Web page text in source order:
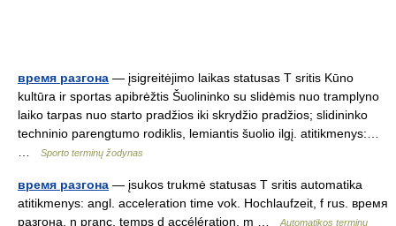
время разгона — įsigreitėjimo laikas statusas T sritis Kūno
kultūra ir sportas apibrėžtis Šuolininko su slidėmis nuo tramplyno
laiko tarpas nuo starto pradžios iki skrydžio pradžios; slidininko
techninio parengtumo rodiklis, lemiantis šuolio ilgį. atitikmenys:…
Sporto terminų žodynas
время разгона — įsukos trukmė statusas T sritis automatika
atitikmenys: angl. acceleration time vok. Hochlaufzeit, f rus. время
разгона, n pranc. temps d accélération, m …
Automatikos terminų